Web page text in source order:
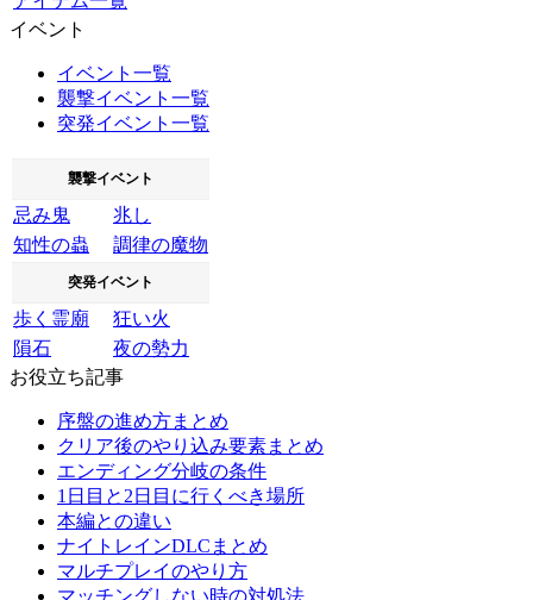
イベント
イベント一覧
襲撃イベント一覧
突発イベント一覧
襲撃イベント
忌み鬼
兆し
知性の蟲
調律の魔物
突発イベント
歩く霊廟
狂い火
隕石
夜の勢力
お役立ち記事
序盤の進め方まとめ
クリア後のやり込み要素まとめ
エンディング分岐の条件
1日目と2日目に行くべき場所
本編との違い
ナイトレインDLCまとめ
マルチプレイのやり方
マッチングしない時の対処法